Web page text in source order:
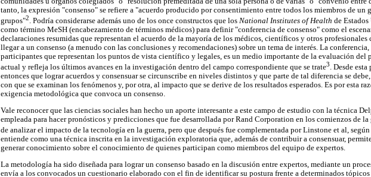
tanto, la expresión "consenso" se refiere a "acuerdo producido por consentimiento entre todos los miembros de un
grupos"2. Podría considerarse además uno de los once constructos que los National Institutes of Health de
como término MeSH (encabezamiento de términos médicos) para definir "conferencia de consenso" como el
declaraciones resumidas que representan el acuerdo de la mayoría de los médicos, científicos y otros
llegar a un consenso (a menudo con las conclusiones y recomendaciones) sobre un tema de interés. La
participantes que representan los puntos de vista científico y legales, es un medio importante de la evaluación del
actual y refleja los últimos avances en la investigación dentro del campo correspondiente que se trate3. Desde
entonces que lograr acuerdos y consensuar se circunscribe en niveles distintos y que parte de tal diferencia se
con que se examinan los fenómenos y, por otra, al impacto que se derive de los resultados esperados. Es por esta
exigencia metodológica que convoca un consenso.
Vale reconocer que las ciencias sociales han hecho un aporte interesante a este campo de estudio con la técnica
empleada para hacer pronósticos y predicciones que fue desarrollada por Rand Corporation en los comienzos de
de analizar el impacto de la tecnología en la guerra, pero que después fue complementada por Linstone et al,
entiende como una técnica inscrita en la investigación exploratoria que, además de contribuir a consensuar,
generar conocimiento sobre el conocimiento de quienes participan como miembros del equipo de expertos.
La metodología ha sido diseñada para lograr un consenso basado en la discusión entre expertos, mediante un
envía a los convocados un cuestionario elaborado con el fin de identificar su postura frente a determinados